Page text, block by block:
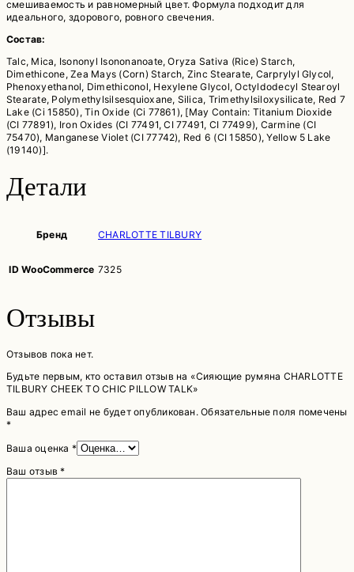
смешиваемость и равномерный цвет. Формула подходит для
идеального, здорового, ровного свечения.
Состав:
Talc, Mica, Isononyl Isononanoate, Oryza Sativa (Rice) Starch,
Dimethicone, Zea Mays (Corn) Starch, Zinc Stearate, Carprylyl Glycol,
Phenoxyethanol, Dimethiconol, Hexylene Glycol, Octyldodecyl Stearoyl
Stearate, Polymethylsilsesquioxane, Silica, Trimethylsiloxysilicate, Red 7
Lake (Ci 15850), Tin Oxide (Ci 77861), [May Contain: Titanium Dioxide
(CI 77891), Iron Oxides (CI 77491, CI 77491, CI 77499), Carmine (CI
75470), Manganese Violet (CI 77742), Red 6 (CI 15850), Yellow 5 Lake
(19140)].
Детали
Бренд CHARLOTTE TILBURY
ID WooCommerce 7325
Отзывы
Отзывов пока нет.
Будьте первым, кто оставил отзыв на «Сияющие румяна CHARLOTTE
TILBURY CHEEK TO CHIC PILLOW TALK»
Ваш адрес email не будет опубликован. Обязательные поля помечены
*
Ваша оценка *
Ваш отзыв*